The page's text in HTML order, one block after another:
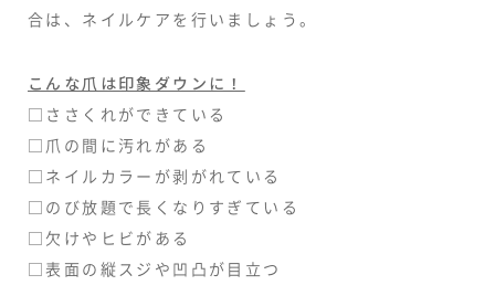
合は、ネイルケアを行いましょう。
こんな爪は印象ダウンに！
□ささくれができている
□爪の間に汚れがある
□ネイルカラーが剥がれている
□のび放題で長くなりすぎている
□欠けやヒビがある
□表面の縦スジや凹凸が目立つ